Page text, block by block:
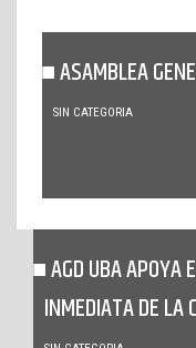
ASAMBLEA
SIN CATEGORIA
AGD UBA APOYA
INMEDIATA DE LA